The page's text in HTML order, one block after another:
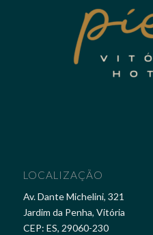
LOCALIZAÇÃO
Av. Dante Michelini, 321
Jardim da Penha, Vitória
CEP: ES, 29060-230